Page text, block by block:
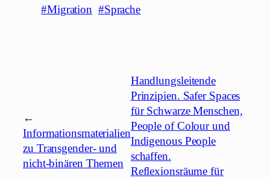
#Migration #Sprache
←
Informationsmaterialien
zu Transgender- und
nicht-binären Themen
Handlungsleitende
Prinzipien. Safer Spaces
für Schwarze Menschen,
People of Colour und
Indigenous People
schaffen.
Reflexionsräume für